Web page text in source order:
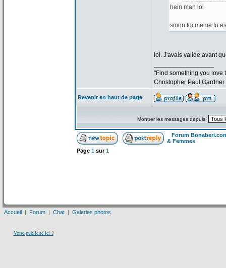
hein man lol
sinon toi meme tu
lol. J'avais valide avant
"Find something you love
Christopher Paul Gardner
Revenir en haut de page
Montrer les messages depuis:
Forum
& Femmes
Page 1 sur1
Accueil | Forum | Chat | Galeries photos
Votre publicité ici ?